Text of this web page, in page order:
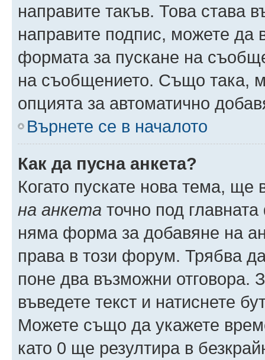
направите такъв. Това
направите подпис, можете да
формата за пускане на
на съобщението. Също така,
опцията за автоматично
Върнете се в началото
Как да пусна анкета?
Когато пускате нова тема,
на анкета точно под
няма форма за добавяне на
права в този форум. Трябва
поне два възможни отговора.
въведете текст и натиснете
Можете също да укажете
като 0 ще резултира в